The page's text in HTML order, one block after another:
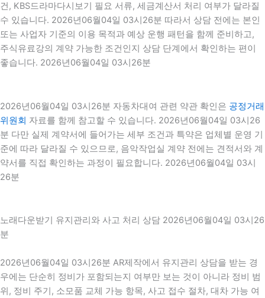
건, KBS드라마다시보기 필요 서류, 세금계산서 처리 여부가 달라질
수 있습니다. 2026년06월04일 03시26분 따라서 상담 전에는 본인
또는 사업자 기준의 이용 목적과 예상 운행 패턴을 함께 준비하고,
주식유료강의 계약 가능한 조건인지 상담 단계에서 확인하는 편이
좋습니다. 2026년06월04일 03시26분
2026년06월04일 03시26분 자동차대여 관련 약관 확인은 공정거래
위원회 자료를 함께 참고할 수 있습니다. 2026년06월04일 03시26
분 다만 실제 계약서에 들어가는 세부 조건과 특약은 업체별 운영 기
준에 따라 달라질 수 있으므로, 음악작업실 계약 전에는 견적서와 계
약서를 직접 확인하는 과정이 필요합니다. 2026년06월04일 03시
26분
노래다운받기 유지관리와 사고 처리 상담 2026년06월04일 03시26
분
2026년06월04일 03시26분 AR제작에서 유지관리 상담을 받는 경
우에는 단순히 정비가 포함되는지 여부만 보는 것이 아니라 정비 범
위, 정비 주기, 소모품 교체 가능 항목, 사고 접수 절차, 대차 가능 여